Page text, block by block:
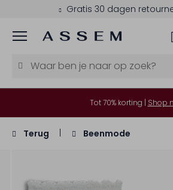
Gratis 30 dagen
Menu
Tot 70% korting | Shop
Terug Beenmode